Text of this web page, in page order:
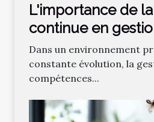
L'importance de
continue en
succès
Dans un environnement
constante évolution, la
compétences...